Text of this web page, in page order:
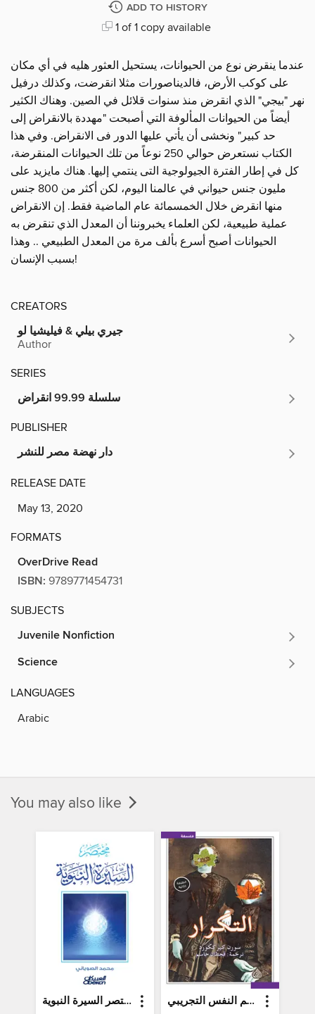
ADD TO HISTORY
1 of 1 copy available
عندما ينقرض نوع من الحيوانات، يستحيل العثور هليه في أي مكان
على كوكب الأرض، فالديناصورات مثلا انقرضت، وكذلك درفيل
نهر "بيجي" الذي انقرض منذ سنوات قلائل في الصين. وهناك الكثير
أيضاً من الحيوانات المألوفة التي أصبحت "مهددة بالانقراض إلى
حد كبير" ونخشى أن يأتي عليها الدور فى الانقراض. وفي هذا
الكتاب نستعرض حوالي 250 نوعاً من تلك الحيوانات المنقرضة،
كل في إطار الفترة الجيولوجية التى ينتمي إليها. هناك مايزيد على
مليون جنس حيواني في عالمنا اليوم، لكن أكثر من 800 جنس
منها انقرض خلال الخمسمائة عام الماضية فقط. إن الانقراض
عملية طبيعية، لكن العلماء يخبروننا أن المعدل الذي تنقرض به
الحيوانات أصبح أسرع بألف مرة من المعدل الطبيعي .. وهذا
بسبب الإنسان!
CREATORS
جيري بيلي & فيليشيا لو
Author
SERIES
سلسلة 99.99 انقراض
PUBLISHER
دار نهضة مصر للنشر
RELEASE DATE
May 13, 2020
FORMATS
OverDrive Read
ISBN: 9789771454731
SUBJECTS
Juvenile Nonfiction
Science
LANGUAGES
Arabic
You may also like
مختصر السيرة النبوية التكرار محاولة في علم النفس التجريبي